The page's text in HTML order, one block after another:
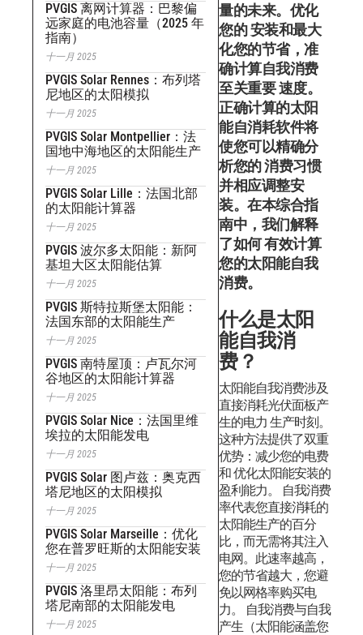
PVGIS 离网计算器：巴黎偏
远家庭的电池容量（2025 年
指南）
十一月 2025
PVGIS Solar Rennes：布列塔
尼地区的太阳模拟
十一月 2025
PVGIS Solar Montpellier：法
国地中海地区的太阳能生产
十一月 2025
PVGIS Solar Lille：法国北部
的太阳能计算器
十一月 2025
PVGIS 波尔多太阳能：新阿
基坦大区太阳能估算
十一月 2025
PVGIS 斯特拉斯堡太阳能：
法国东部的太阳能生产
十一月 2025
PVGIS 南特屋顶：卢瓦尔河
谷地区的太阳能计算器
十一月 2025
PVGIS Solar Nice：法国里维
埃拉的太阳能发电
十一月 2025
PVGIS Solar 图卢兹：奥克西
塔尼地区的太阳模拟
十一月 2025
PVGIS Solar Marseille：优化
您在普罗旺斯的太阳能安装
十一月 2025
PVGIS 洛里昂太阳能：布列
塔尼南部的太阳能发电
十一月 2025
量的未来。优化
您的 安装和最大
化您的节省，准
确计算自我消费
至关重要 速度。
正确计算的太阳
能自消耗软件将
使您可以精确分
析您的 消费习惯
并相应调整安
装。在本综合指
南中，我们解释
了如何 有效计算
您的太阳能自我
消费。
什么是太阳
能自我消
费？
太阳能自我消费涉及
直接消耗光伏面板产
生的电力 生产时刻。
这种方法提供了双重
优势：减少您的电费
和 优化太阳能安装的
盈利能力。
自我消费
率代表您直接消耗的
太阳能生产的百分
比，而无需将其注入
电网。此速率越高，
您的节省越大，您避
免以网格率购买电
力。
自我消费与自我
产生（太阳能涵盖您